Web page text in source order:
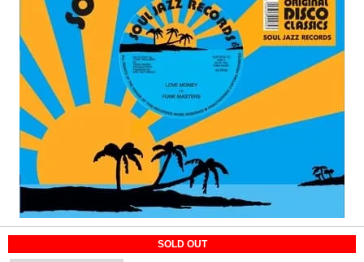
SOLD OUT